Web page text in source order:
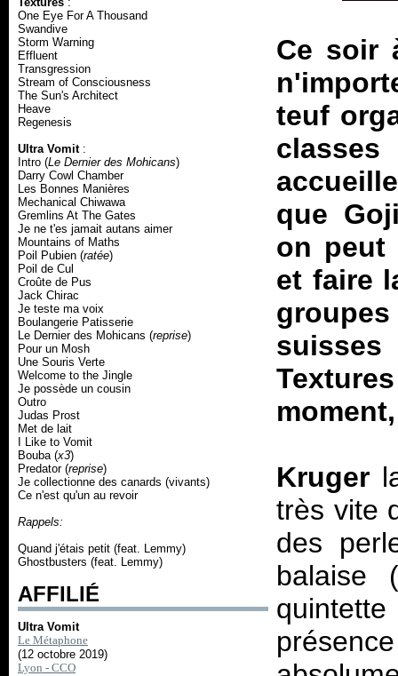
One Eye For A Thousand
Swandive
Storm Warning
Effluent
Transgression
Stream of Consciousness
The Sun's Architect
Heave
Regenesis
Ultra Vomit:
Intro (Le Dernier des Mohicans)
Darry Cowl Chamber
Les Bonnes Manières
Mechanical Chiwawa
Gremlins At The Gates
Je ne t'es jamait autans aimer
Mountains of Maths
Poil Pubien (ratée)
Poil de Cul
Croûte de Pus
Jack Chirac
Je teste ma voix
Boulangerie Patisserie
Le Dernier des Mohicans (reprise)
Pour un Mosh
Une Souris Verte
Welcome to the Jingle
Je possède un cousin
Outro
Judas Prost
Met de lait
I Like to Vomit
Bouba (x3)
Predator (reprise)
Je collectionne des canards (vivants)
Ce n'est qu'un au revoir
Rappels:
Quand j'étais petit (feat. Lemmy)
Ghostbusters (feat. Lemmy)
AFFILIÉ
Ultra Vomit
Le Métaphone
(12 octobre 2019)
Lyon - CCO
Ce soir
teuf
que
on peut
et faire
Kruger
très vite
des
balaise